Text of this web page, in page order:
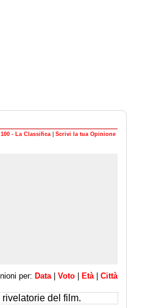
- La Classifica Scrivi la tua Opinione
per: Data Voto Età Città
del film.